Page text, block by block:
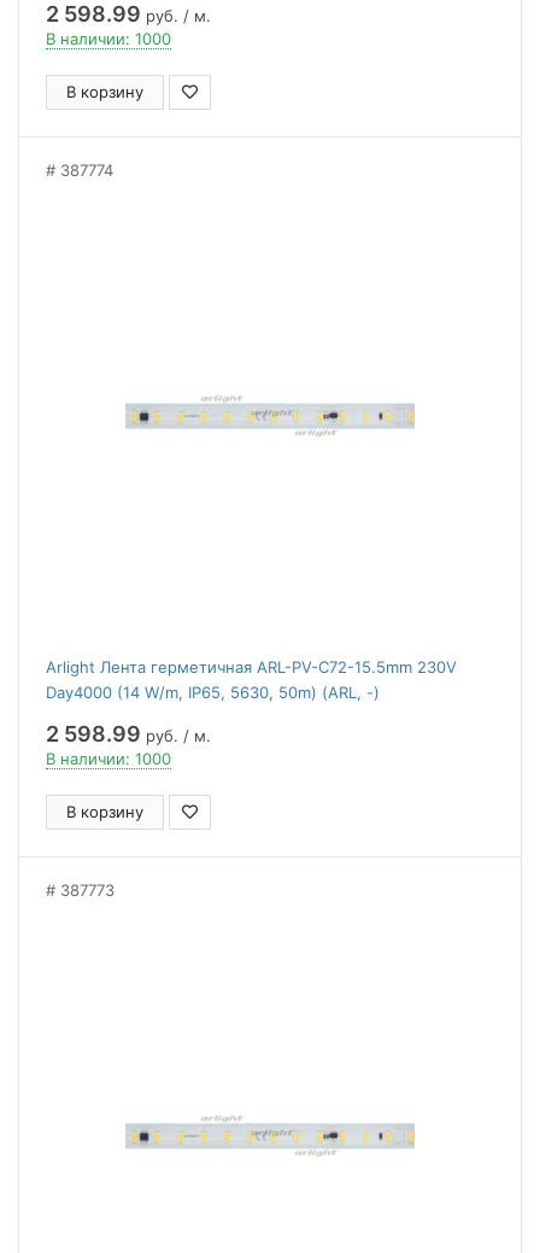
2 598.99 руб. / м.
В наличии: 1000
В корзину
387774
Arlight Лента герметичная ARL-PV-C72-15.5mm 230V
Day4000 (14 W/m, IP65, 5630, 50m) (ARL, -)
2 598.99 руб. / м.
В наличии: 1000
В корзину
387773